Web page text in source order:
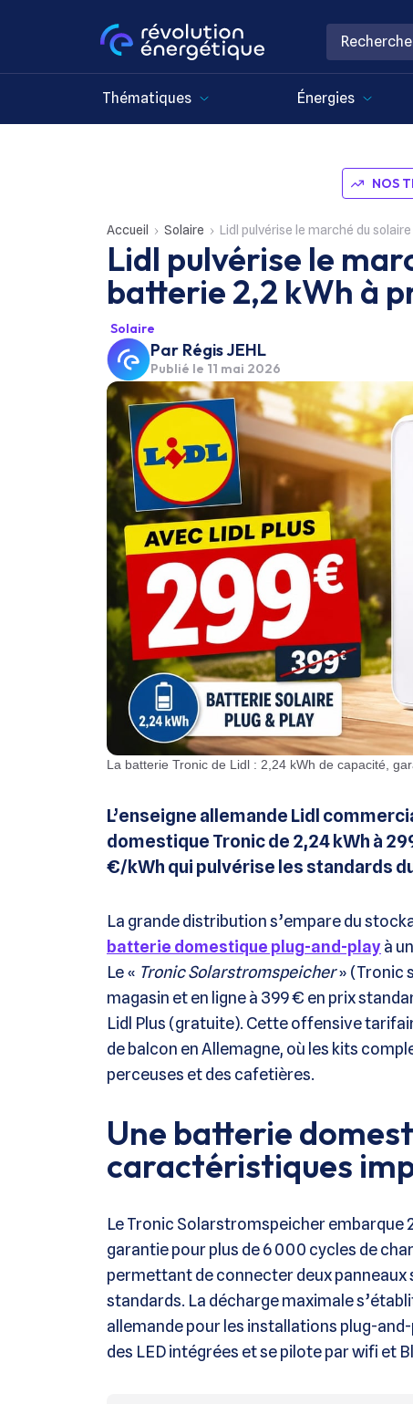
Thématiques Énergies
NOS
Accueil Solaire Lidl pulvérise le marché du
Lidl pulvérise le
batterie 2,2 kWh à
Solaire
Par Régis JEHL
Publié le 11 mai 2026
La batterie Tronic de Lidl : 2,24 kWh de capacité,
L’enseigne allemande Lidl
domestique Tronic de 2,24 kWh à
€/kWh qui pulvérise les standards
La grande distribution s’empare du
batterie domestique plug-and-play à
Le « Tronic Solarstromspeicher» (Tronic
magasin et en ligne à 399 € en prix
Lidl Plus (gratuite). Cette offensive
de balcon en Allemagne, où les kits
perceuses et des cafetières.
Une batterie
caractéristiques
Le Tronic Solarstromspeicher embarque
garantie pour plus de 6 000 cycles de
permettant de connecter deux panneaux
standards. La décharge maximale
allemande pour les installations plug-
des LED intégrées et se pilote par wifi et